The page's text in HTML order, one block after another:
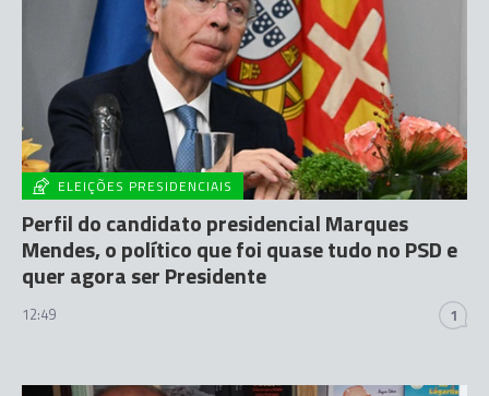
ELEIÇÕES PRESIDENCIAIS
Perfil do candidato presidencial Marques
Mendes, o político que foi quase tudo no PSD e
quer agora ser Presidente
12:49 1